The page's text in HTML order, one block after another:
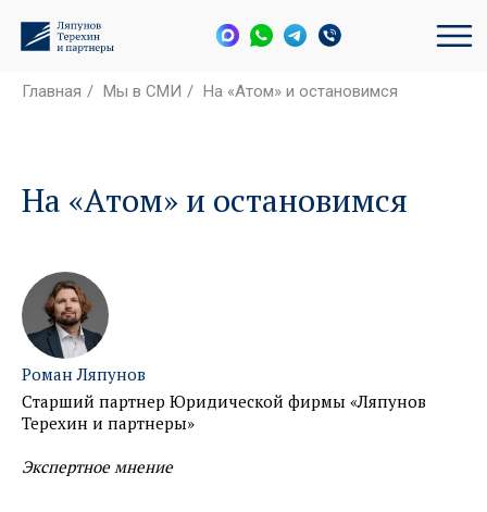
Главная / Мы в СМИ / На «Атом» и остановимся
На «Атом» и остановимся
Роман Ляпунов
Старший партнер Юридической фирмы «Ляпунов
Терехин и партнеры»
Экспертное мнение